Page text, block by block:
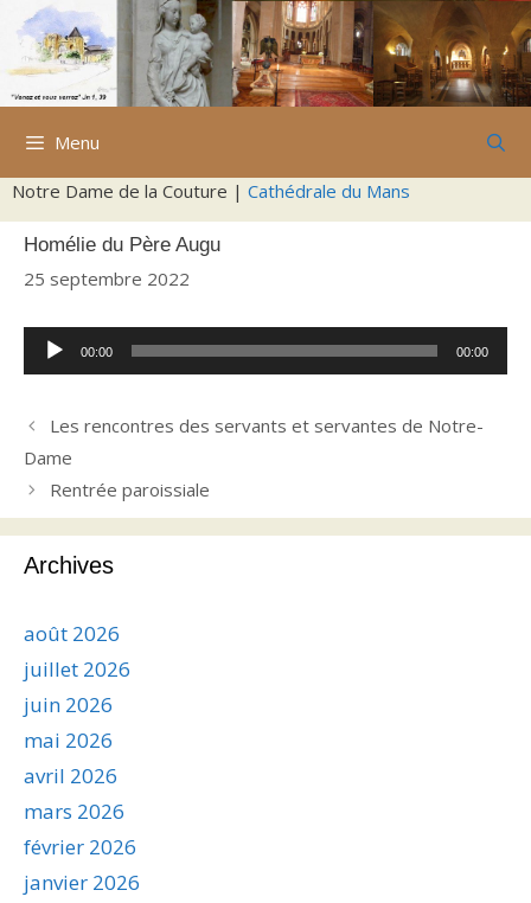
Aller
contenu
Menu
Notre Dame de la Couture | Cathédrale du Mans
Homélie du Père Augu
25 septembre 2022
Lecteur
audio
00:00 00:00
Les rencontres des servants et servantes de Notre-
Dame
Rentrée paroissiale
Archives
août 2026
juillet 2026
juin 2026
mai 2026
avril 2026
mars 2026
février 2026
janvier 2026